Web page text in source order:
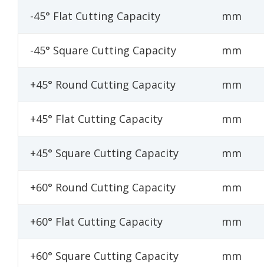
-45° Flat Cutting Capacity mm
-45° Square Cutting Capacity mm
+45° Round Cutting Capacity mm
+45° Flat Cutting Capacity mm
+45° Square Cutting Capacity mm
+60° Round Cutting Capacity mm
+60° Flat Cutting Capacity mm
+60° Square Cutting Capacity mm